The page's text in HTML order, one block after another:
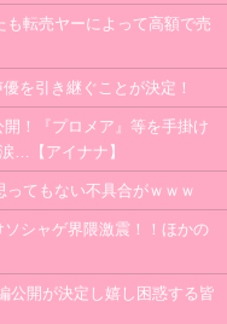
も転売ヤーによって高額で売
を引き継ぐことが決定！
！『プロメア』等を手掛け
…【アイナナ】
てもない不具合がｗｗｗ
シャゲ界隈激震！！ほかの
公開が決定し嬉し困惑する皆